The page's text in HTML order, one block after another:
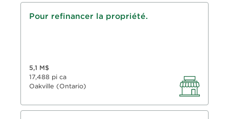
Pour refinancer la propriété.
5,1 M$
17,488 pi ca
Oakville (Ontario)
Prêt hypothécaire de premier rang